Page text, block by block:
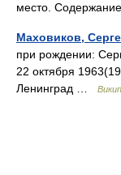
место.
Маховиков,
при рождении:
22 октября
Ленинград …